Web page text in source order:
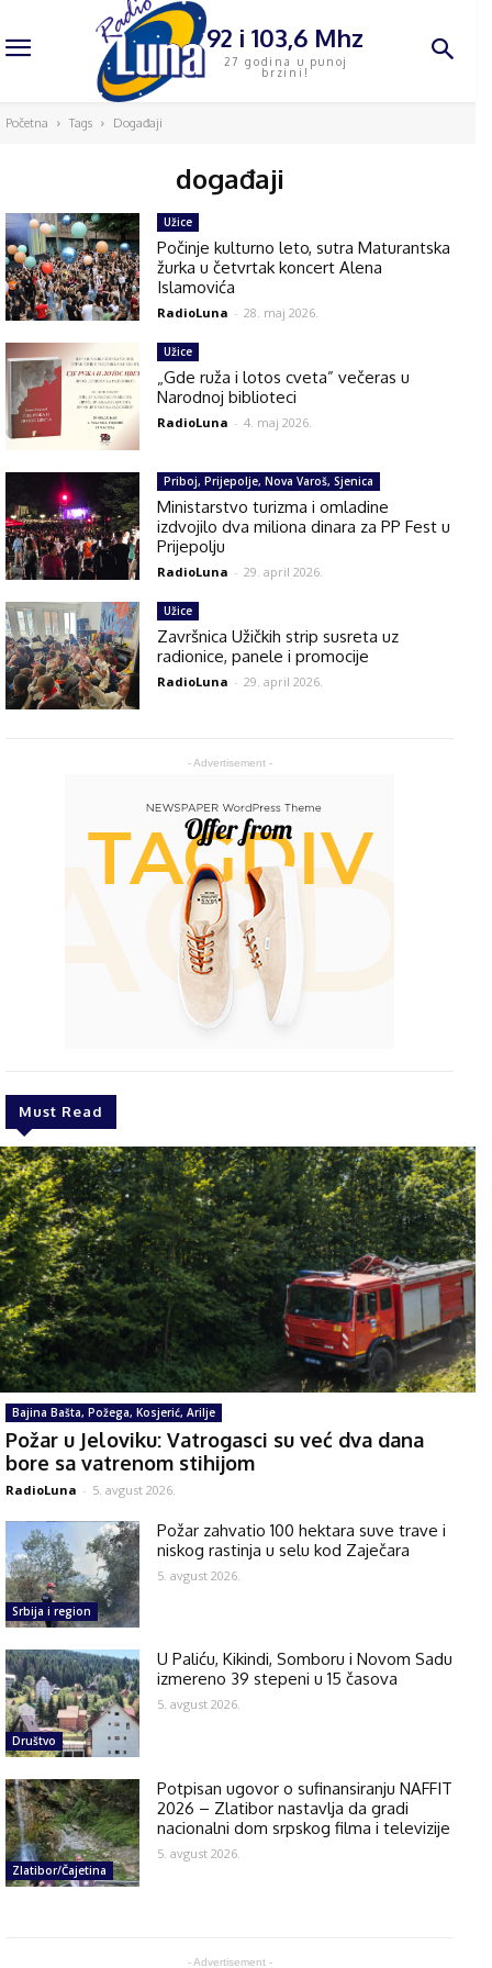
92 i 103,6 Mhz
27 godina u punoj
brzini!
Početna Tags Događaji
događaji
- Advertisement -
Must Read
Bajina Bašta, Požega, Kosjerić, Arilje
Požar u Jeloviku: Vatrogasci su već dva dana
bore sa vatrenom stihijom
RadioLuna - 5. avgust 2026.
Srbija i region
Požar zahvatio 100 hektara suve trave i
niskog rastinja u selu kod Zaječara
5. avgust 2026.
Društvo
U Paliću, Kikindi, Somboru i Novom Sadu
izmereno 39 stepeni u 15 časova
5. avgust 2026.
Zlatibor/Čajetina
Potpisan ugovor o sufinansiranju NAFFIT
2026 – Zlatibor nastavlja da gradi
nacionalni dom srpskog filma i televizije
5. avgust 2026.
Užice
Počinje kulturno leto, sutra Maturantska
žurka u četvrtak koncert Alena
Islamovića
RadioLuna - 28. maj 2026.
Užice
„Gde ruža i lotos cveta” večeras u
Narodnoj biblioteci
RadioLuna - 4. maj 2026.
Priboj, Prijepolje, Nova Varoš, Sjenica
Ministarstvo turizma i omladine
izdvojilo dva miliona dinara za PP Fest u
Prijepolju
RadioLuna - 29. april 2026.
Užice
Završnica Užičkih strip susreta uz
radionice, panele i promocije
RadioLuna - 29. april 2026.
- Advertisement -